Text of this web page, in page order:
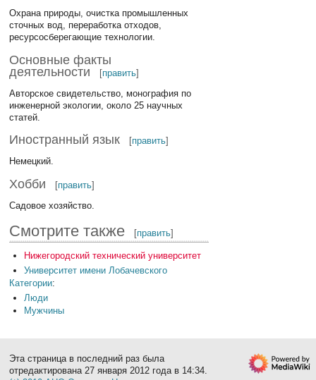
Охрана природы, очистка промышленных
сточных вод, переработка отходов,
ресурсосберегающие технологии.
Основные факты
деятельности
[править]
Авторское свидетельство, монография по
инженерной экологии, около 25 научных
статей.
Иностранный язык [править]
Немецкий.
Хобби [править]
Садовое хозяйство.
Смотрите также [править]
Нижегородский технический университет
Университет имени Лобачевского
Категории:
Люди
Мужчины
Эта страница в последний раз была
отредактирована 27 января 2012 года в 14:34.